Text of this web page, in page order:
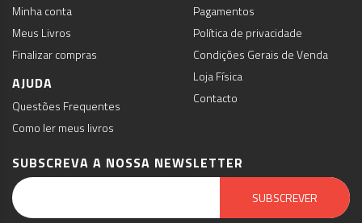
Minha conta
Meus Livros
Finalizar compras
AJUDA
Questões Frequentes
Como ler meus livros
Pagamentos
Política de privacidade
Condições Gerais de Venda
Loja Física
Contacto
SUBSCREVA A NOSSA NEWSLETTER
SUBSCREVER
Email Marketing by E-goi